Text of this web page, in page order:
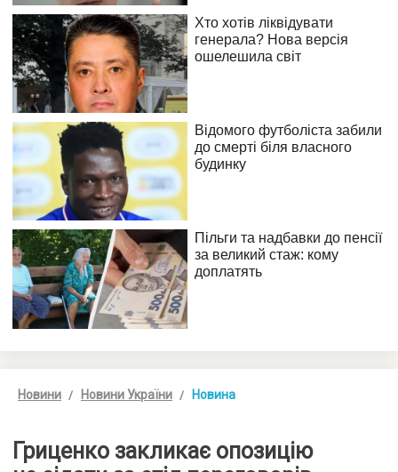
Новини Новини України Новина
Гриценко закликає опозицію